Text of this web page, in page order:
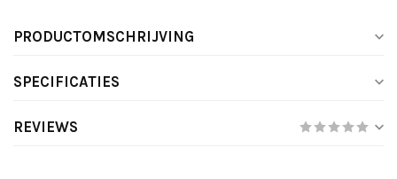
PRODUCTOMSCHRIJVING
SPECIFICATIES
REVIEWS